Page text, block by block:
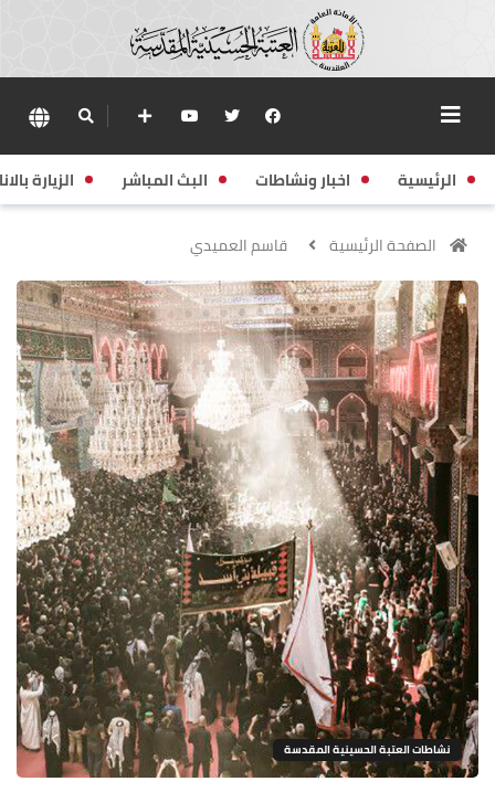
الرئيسية اخبار ونشاطات البث المباشر الزيارة
الصفحة الرئيسية قاسم العميدي
نشاطات العتبة الحسينية المقدسة